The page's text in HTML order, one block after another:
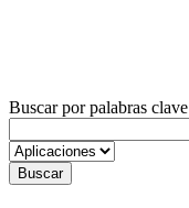
Buscar por palabras clave